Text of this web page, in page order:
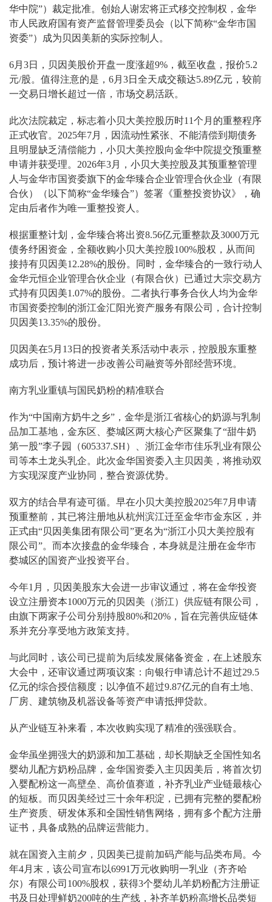
华中院”）裁定批准。创始人谢宏将正式移交控制权，金华
市人民政府国有资产监督管理委员会（以下简称“金华市国
资委”）成为贝因美新的实际控制人。
6月3日，贝因美股价开盘一度涨超9%，截至收盘，报价5.2
元/股。值得注意的是，6月3日全天成交额达5.89亿元，较前
一交易日增长超过一倍，市场交易活跃。
此次法院裁定，标志着小贝大美控股历时11个月的重整程序
正式收官。2025年7月，因流动性紧张、不能清偿到期债务
且明显缺乏清偿能力，小贝大美控股向金华中院提交预重整
申请并获受理。2026年3月，小贝大美控股及其预重整管理
人与金华市国资委旗下的金华臻合企业管理合伙企业（有限
合伙）（以下简称“金华臻合”）签署《重整投资协议》，确
定由后者作为唯一重整投资人。
根据重整计划，金华臻合将出资8.56亿元重整款及3000万元
债务纾困资金，全额收购小贝大美控股100%股权，从而间
接持有贝因美12.28%的股份。同时，金华臻合的一致行动人
金华元恒企业管理合伙企业（有限合伙）已通过大宗交易方
式持有贝因美1.07%的股份。二者执行事务合伙人均为金华
市国资委控制的浙江金汇阳光资产服务有限公司，合计控制
贝因美13.35%的股份。
贝因美在5月13日的投资者关系活动中表示，控股股东重整
成功后，预计将进一步改善公司融资等外部经营环境。
南方乳业重镇与国民奶粉的精准联合
作为“中国南方奶牛之乡”，金华是浙江省核心的奶源与乳制
品加工基地，金东区、婺城区两大核心产区聚集了“甜牛奶
第一股”李子园（605337.SH）、浙江金华市佳乐乳业有限公
司等本土龙头乳企。此次金华国资委入主贝因美，将推动双
方实现深度产业协同，整合资源优势。
双方的结合早有迹可循。早在小贝大美控股2025年7月申请
预重整前，其已将注册地从杭州滨江迁至金华市金东区，并
正式由“贝因美集团有限公司”更名为“浙江小贝大美控股有
限公司”。而本次接盘的金华臻合，本身就是注册在金华市
婺城区的国资产业投资平台。
今年1月，贝因美股东大会进一步审议通过，将在金华投资
设立注册资本1000万元的贝因美（浙江）供应链有限公司，
由旗下两家子公司分别持股80%和20%，旨在完善供应链体
系并充分享受地方政策支持。
与此同时，该公司已提前为后续发展储备资金，在上述股东
大会中，还审议通过两项议案：向银行申请总计不超过29.5
亿元的综合授信额度；以净值不超过9.87亿元的自有土地、
厂房、建筑物及机器设备等资产申请抵押贷款。
从产业链互补来看，本次收购实现了精准的强强联合。
金华虽坐拥强大的奶源和加工基础，却长期缺乏全国性知名
婴幼儿配方奶粉品牌，金华国资委入主贝因美后，将首次切
入婴配粉这一高壁垒、高价值赛道，补齐乳业产业链最核心
的短板。而贝因美经过三十余年积淀，已拥有完整的婴配粉
生产资质、研发体系和全国性销售网络，拥有多个配方注册
证书，具备成熟的品牌运营能力。
就在国资入主前夕，贝因美已提前加码产能与品类布局。今
年4月末，该公司宣布以6991万元收购明一乳业（齐齐哈
尔）有限公司100%股权，获得3个婴幼儿羊奶粉配方注册证
书及日处理鲜奶200吨的生产线，补齐羊奶粉高增长品类短